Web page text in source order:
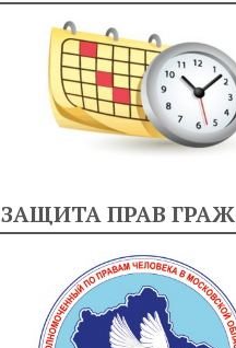
ЗАЩИТА ПРАВ